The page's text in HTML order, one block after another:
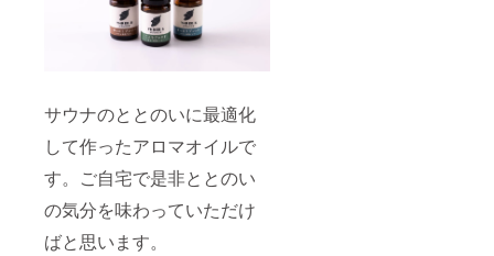
サウナのととのいに最適化
して作ったアロマオイルで
す。ご自宅で是非ととのい
の気分を味わっていただけ
ばと思います。